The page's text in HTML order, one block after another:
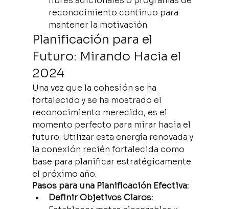
reconocimiento continuo para
mantener la motivación.
Planificación para el
Futuro: Mirando Hacia el
2024
Una vez que la cohesión se ha
fortalecido y se ha mostrado el
reconocimiento merecido, es el
momento perfecto para mirar hacia el
futuro. Utilizar esta energía renovada y
la conexión recién fortalecida como
base para planificar estratégicamente
el próximo año.
Pasos para una Planificación Efectiva:
Definir Objetivos Claros: